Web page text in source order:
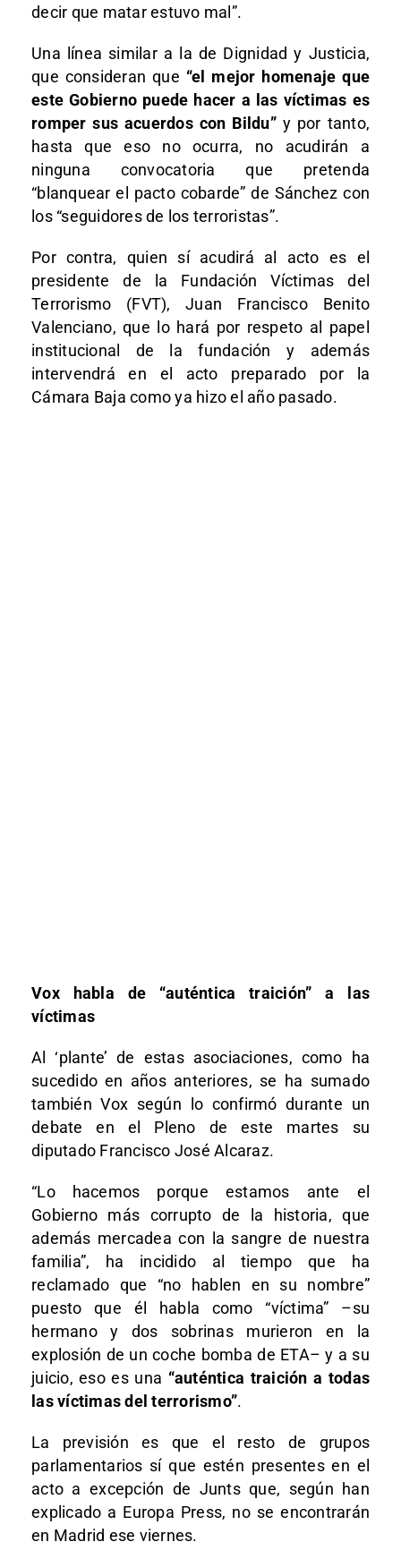
decir que matar estuvo mal”.
Una línea similar a la de Dignidad y Justicia,
que consideran que “el mejor homenaje que
este Gobierno puede hacer a las víctimas es
romper sus acuerdos con Bildu”y por tanto,
hasta que eso no ocurra, no acudirán a
ninguna convocatoria que pretenda
“blanquear el pacto cobarde” de Sánchez con
los “seguidores de los terroristas”.
Por contra, quien sí acudirá al acto es el
presidente de la Fundación Víctimas del
Terrorismo (FVT), Juan Francisco Benito
Valenciano, que lo hará por respeto al papel
institucional de la fundación y además
intervendrá en el acto preparado por la
Cámara Baja como ya hizo el año pasado.
Vox habla de “auténtica traición” a las
víctimas
Al ‘plante’ de estas asociaciones, como ha
sucedido en años anteriores, se ha sumado
también Vox según lo confirmó durante un
debate en el Pleno de este martes su
diputado Francisco José Alcaraz.
“Lo hacemos porque estamos ante el
Gobierno más corrupto de la historia, que
además mercadea con la sangre de nuestra
familia”, ha incidido al tiempo que ha
reclamado que “no hablen en su nombre”
puesto que él habla como “víctima” –su
hermano y dos sobrinas murieron en la
explosión de un coche bomba de ETA– y a su
juicio, eso es una “auténtica traición a todas
las víctimas del terrorismo”.
La previsión es que el resto de grupos
parlamentarios sí que estén presentes en el
acto a excepción de Junts que, según han
explicado a Europa Press, no se encontrarán
en Madrid ese viernes.